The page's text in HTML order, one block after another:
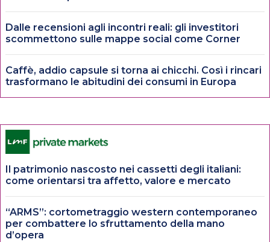
Dalle recensioni agli incontri reali: gli investitori
scommettono sulle mappe social come Corner
Caffè, addio capsule si torna ai chicchi. Così i rincari
trasformano le abitudini dei consumi in Europa
Il patrimonio nascosto nei cassetti degli italiani:
come orientarsi tra affetto, valore e mercato
“ARMS”: cortometraggio western contemporaneo
per combattere lo sfruttamento della mano
d’opera